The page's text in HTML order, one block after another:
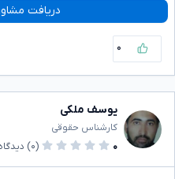
دریافت
۰
یوسف ملکی
کارشناس حقوقی
۰
(۰)